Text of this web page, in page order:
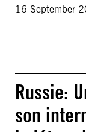
16 September
Russie:
son